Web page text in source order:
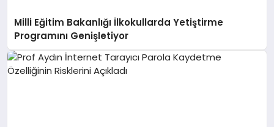
Milli Eğitim Bakanlığı İlkokullarda Yetiştirme
Programını Genişletiyor